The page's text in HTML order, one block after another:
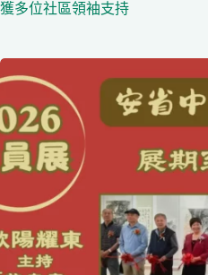
獲多位社區領袖支持